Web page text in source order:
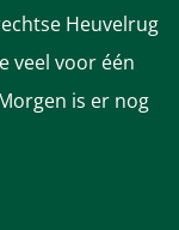
Heuvelrug
veel voor één
is er nog